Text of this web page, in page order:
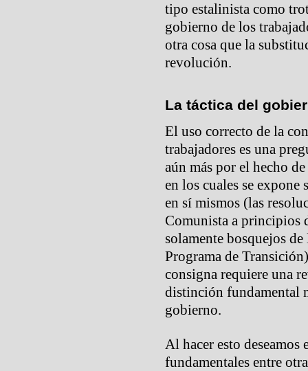
tipo estalinista como
gobierno de los
otra cosa que la
revolución.
La táctica del
El uso correcto de la
trabajadores es una
aún más por el hecho
en los cuales se
en sí mismos (las
Comunista a principios
solamente bosquejos
Programa de
consigna requiere una
distinción fundamental
gobierno.
Al hacer esto deseamos
fundamentales entre